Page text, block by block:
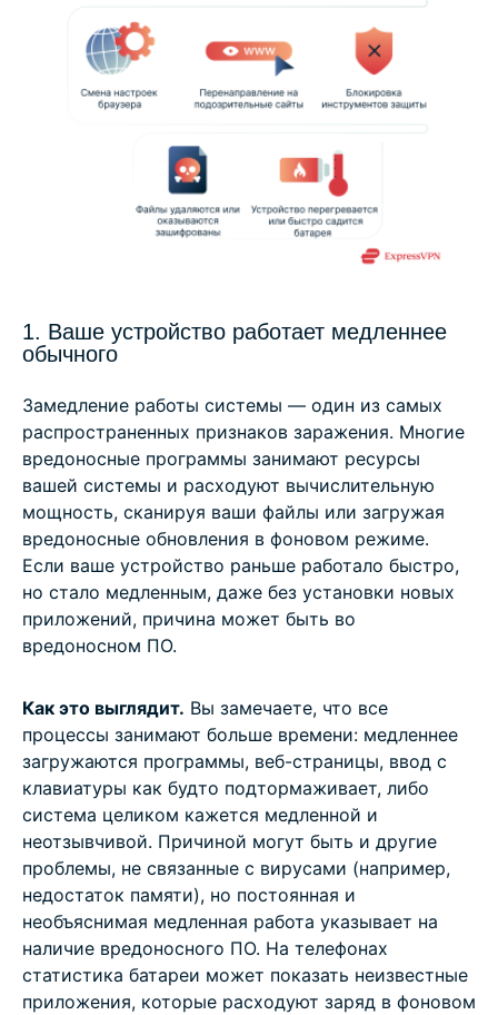
1. Ваше устройство работает медленнее
обычного
Замедление работы системы — один из самых
распространенных признаков заражения. Многие
вредоносные программы занимают ресурсы
вашей системы и расходуют вычислительную
мощность, сканируя ваши файлы или загружая
вредоносные обновления в фоновом режиме.
Если ваше устройство раньше работало быстро,
но стало медленным, даже без установки новых
приложений, причина может быть во
вредоносном ПО.
Как это выглядит. Вы замечаете, что все
процессы занимают больше времени: медленнее
загружаются программы, веб-страницы, ввод с
клавиатуры как будто подтормаживает, либо
система целиком кажется медленной и
неотзывчивой. Причиной могут быть и другие
проблемы, не связанные с вирусами (например,
недостаток памяти), но постоянная и
необъяснимая медленная работа указывает на
наличие вредоносного ПО. На телефонах
статистика батареи может показать неизвестные
приложения, которые расходуют заряд в фоновом